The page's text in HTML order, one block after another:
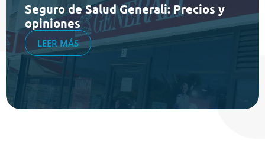
Seguro de Salud Generali: Precios y
opiniones
LEER MÁS